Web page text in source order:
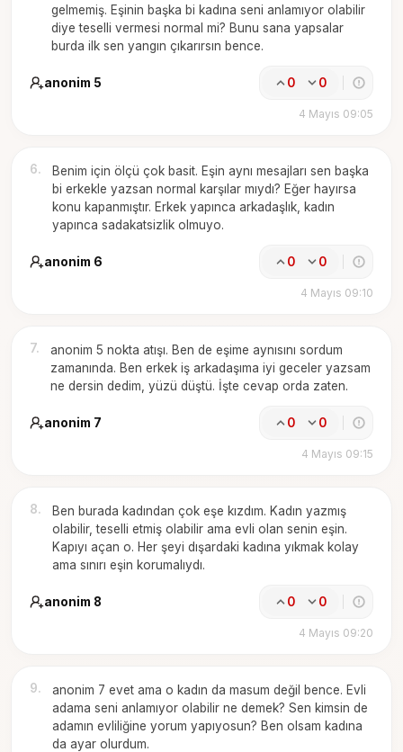
gelmemiş. Eşinin başka bi kadına seni anlamıyor olabilir
diye teselli vermesi normal mi? Bunu sana yapsalar
burda ilk sen yangın çıkarırsın bence.
anonim 5 0 0
4 Mayıs 09:05
6.
Benim için ölçü çok basit. Eşin aynı mesajları sen başka
bi erkekle yazsan normal karşılar mıydı? Eğer hayırsa
konu kapanmıştır. Erkek yapınca arkadaşlık, kadın
yapınca sadakatsizlik olmuyo.
anonim 6 0 0
4 Mayıs 09:10
7.
anonim 5 nokta atışı. Ben de eşime aynısını sordum
zamanında. Ben erkek iş arkadaşıma iyi geceler yazsam
ne dersin dedim, yüzü düştü. İşte cevap orda zaten.
anonim 7 0 0
4 Mayıs 09:15
8.
Ben burada kadından çok eşe kızdım. Kadın yazmış
olabilir, teselli etmiş olabilir ama evli olan senin eşin.
Kapıyı açan o. Her şeyi dışardaki kadına yıkmak kolay
ama sınırı eşin korumalıydı.
anonim 8 0 0
4 Mayıs 09:20
9.
anonim 7 evet ama o kadın da masum değil bence. Evli
adama seni anlamıyor olabilir ne demek? Sen kimsin de
adamın evliliğine yorum yapıyosun? Ben olsam kadına
da ayar olurdum.